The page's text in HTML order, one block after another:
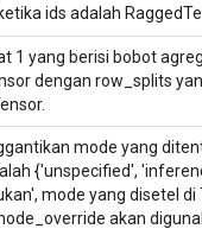
ids adalah
1 yang berisi bobot
dengan row_splits
mode yang
{'unspecified',
mode yang disetel
akan